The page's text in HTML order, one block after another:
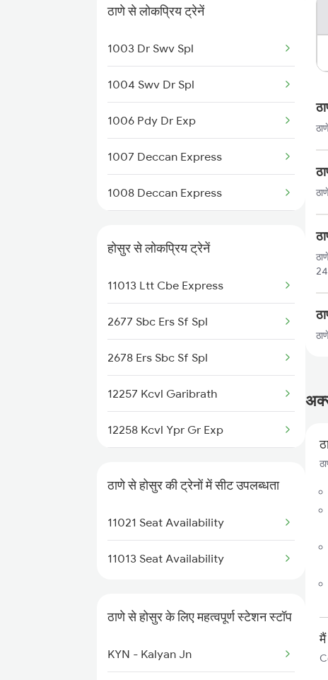
ठाणे से लोकप्रिय ट्रेनें
1003 Dr Swv Spl
1004 Swv Dr Spl
1006 Pdy Dr Exp
1007 Deccan Express
1008 Deccan Express
1016 Kushinagar Spl
1041 Dr Snsi Special
1042 Snsi Dr Special
1043 Ltt Spj Sf Spl
1044 Spj Ltt Sf Spl
होसुर से लोकप्रिय ट्रेनें
11013 Ltt Cbe Express
2677 Sbc Ers Sf Spl
2678 Ers Sbc Sf Spl
12257 Kcvl Garibrath
12258 Kcvl Ypr Gr Exp
6236 Mys Tn Fest Spl
7389 Ypr Can Spl
ठाणे से होसुर की ट्रेनों में सीट उपलब्धता
11021 Seat Availability
11013 Seat Availability
ठाणे से होसुर के लिए महत्वपूर्ण स्टेशन स्टॉप
KYN - Kalyan Jn